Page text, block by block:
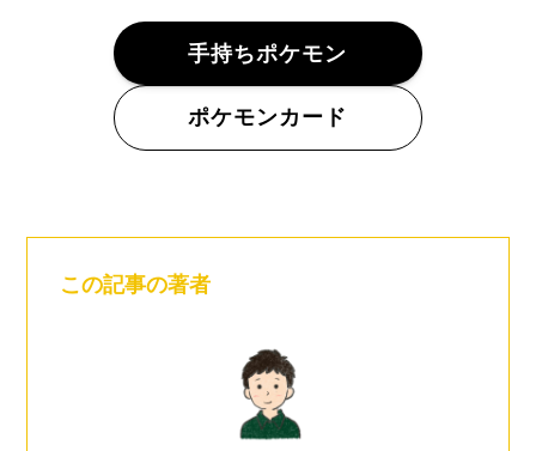
手持ちポケモン
ポケモンカード
この記事の著者